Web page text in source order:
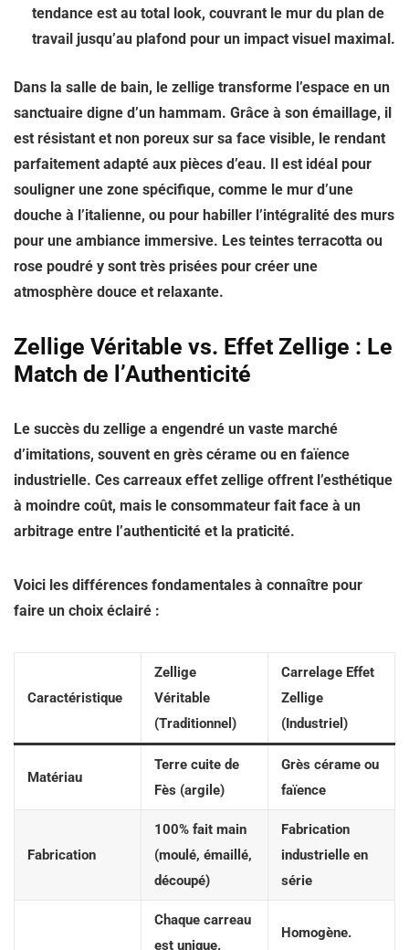
tendance est au total look, couvrant le mur du plan de
travail jusqu’au plafond pour un impact visuel maximal.
Dans la salle de bain, le zellige transforme l’espace en un
sanctuaire digne d’un hammam. Grâce à son émaillage, il
est résistant et non poreux sur sa face visible, le rendant
parfaitement adapté aux pièces d’eau. Il est idéal pour
souligner une zone spécifique, comme le mur d’une
douche à l’italienne, ou pour habiller l’intégralité des murs
pour une ambiance immersive. Les teintes terracotta ou
rose poudré y sont très prisées pour créer une
atmosphère douce et relaxante.
Zellige Véritable vs. Effet Zellige : Le
Match de l’Authenticité
Le succès du zellige a engendré un vaste marché
d’imitations, souvent en grès cérame ou en faïence
industrielle. Ces carreaux effet zellige offrent l’esthétique
à moindre coût, mais le consommateur fait face à un
arbitrage entre l’authenticité et la praticité.
Voici les différences fondamentales à connaître pour
faire un choix éclairé :
Caractéristique
Zellige
Véritable
(Traditionnel)
Carrelage Effet
Zellige
(Industriel)
Matériau
Terre cuite de
Fès (argile)
Grès cérame ou
faïence
Fabrication
100% fait main
(moulé, émaillé,
découpé)
Fabrication
industrielle en
série
Chaque carreau
est unique.
Homogène.